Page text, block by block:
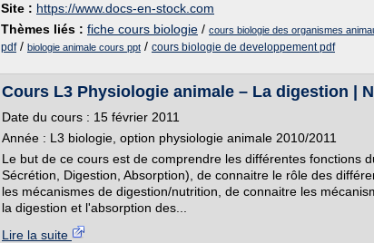
Site : https://www.docs-en-stock.com
Thèmes liés : fiche cours biologie / cours biologie des organismes
pdf/ biologie animale cours ppt / cours biologie de developpement pdf
Cours L3 Physiologie animale – La digestion |
Date du cours : 15 février 2011
Année : L3 biologie, option physiologie animale 2010/2011
Le but de ce cours est de comprendre les différentes fonctions
Sécrétion, Digestion, Absorption), de connaitre le rôle des
les mécanismes de digestion/nutrition, de connaitre les
la digestion et l'absorption des...
Lire la suite